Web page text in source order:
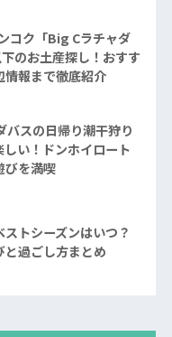
コク「Big Cラチャダ
のお土産探し！おすす
情報まで徹底紹介
バスの日帰り潮干狩り
い！ドンホイロート
びを満喫
ストシーズンはいつ？
と過ごし方まとめ